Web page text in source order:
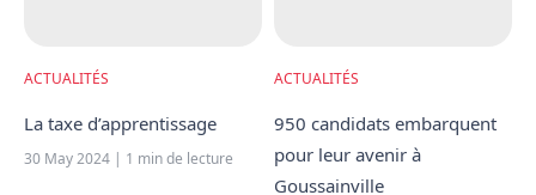
ACTUALITÉS
La taxe d’apprentissage
30 May 2024 | 1 min de lecture
ACTUALITÉS
950 candidats embarquent
pour leur avenir à
Goussainville